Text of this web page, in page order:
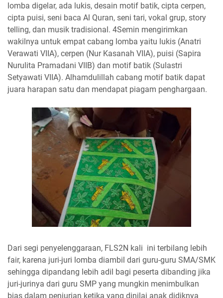
lomba digelar, ada lukis, desain motif batik, cipta cerpen,
cipta puisi, seni baca Al Quran, seni tari, vokal grup, story
telling, dan musik tradisional. 4Semin mengirimkan
wakilnya untuk empat cabang lomba yaitu lukis (Anatri
Verawati VIIA), cerpen (Nur Kasanah VIIA), puisi (Sapira
Nurulita Pramadani VIIB) dan motif batik (Sulastri
Setyawati VIIA). Alhamdulillah cabang motif batik dapat
juara harapan satu dan mendapat piagam penghargaan.
Dari segi penyelenggaraan, FLS2N kali ini terbilang lebih
fair, karena juri-juri lomba diambil dari guru-guru SMA/SMK
sehingga dipandang lebih adil bagi peserta dibanding jika
juri-jurinya dari guru SMP yang mungkin menimbulkan
bias dalam penjurian ketika yang dinilai anak didiknya